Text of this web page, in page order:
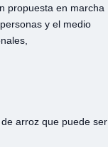
propuesta en marcha
y el medio
arroz que puede ser